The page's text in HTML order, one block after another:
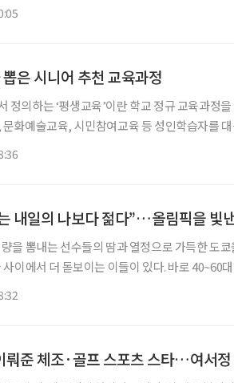
은 시니어 추천 교육과정
정의하는 ‘평생교육’이란 학교 정규 교육과정
화예술교육, 시민참여교육 등 성인학습자를
내일의 나보다 젊다”…올림픽을 빛
을 뽐내는 선수들의 땀과 열정으로 가득한 도
이에서 더 돋보이는 이들이 있다. 바로 40~60대 시
뤄준 체조·골프 스포츠 스타…여서